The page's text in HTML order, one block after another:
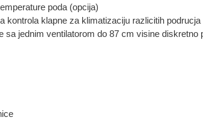
poda (opcija)
kontrola klapne za klimatizaciju razlicitih podrucja
sa jednim ventilatorom do 87 cm visine diskretno